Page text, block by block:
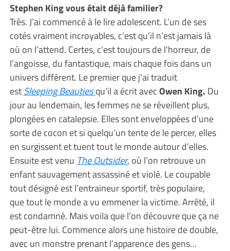
Stephen King vous était déjà familier?
Très. J’ai commencé à le lire adolescent. L’un de ses
cotés vraiment incroyables, c’est qu’il n’est jamais là
où on l’attend. Certes, c’est toujours de l’horreur, de
l’angoisse, du fantastique, mais chaque fois dans un
univers différent. Le premier que j’ai traduit
estSleeping Beautiesqu’il a écrit avecOwen King. Du
jour au lendemain, les femmes ne se réveillent plus,
plongées en catalepsie. Elles sont enveloppées d’une
sorte de cocon et si quelqu’un tente de le percer, elles
en surgissent et tuent tout le monde autour d’elles.
Ensuite est venu The Outsider, où l’on retrouve un
enfant sauvagement assassiné et violé. Le coupable
tout désigné est l’entraineur sportif, très populaire,
que tout le monde a vu emmener la victime. Arrêté, il
est condamné. Mais voila que l’on découvre que ça ne
peut-être lui. Commence alors une histoire de double,
avec un monstre prenant l’apparence des gens…